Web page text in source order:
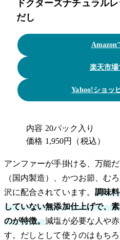
ドクターズナチュラル
だし
Amazon
楽天市場
Yahoo!ショッ
内容 20パック入り
価格 1,950円（税込）
アンファーが手掛ける、万能
（国内製造）、かつお節、む
沢に配合されています。 調味
していない無添加仕上げで、
のが特徴。減塩が必要な人や
す。だしとして使うのはもち